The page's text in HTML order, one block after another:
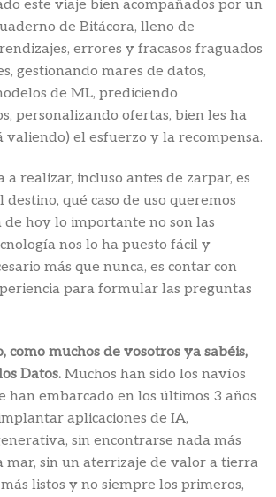
este viaje bien acompañados por un
de Bitácora, lleno de
errores y fracasos fraguados
gestionando mares de datos,
de ML, prediciendo
personalizando ofertas, bien les ha
valiendo) el esfuerzo y la recompensa.
realizar, incluso antes de zarpar, es
qué caso de uso queremos
de hoy lo importante no son las
nos lo ha puesto fácil y
más que nunca, es contar con
para formular las preguntas
como muchos de vosotros ya sabéis,
Datos. Muchos han sido los navíos
han embarcado en los últimos 3 años
aplicaciones de IA,
sin encontrarse nada más
mar, sin un aterrizaje de valor a tierra
listos y no siempre los primeros,